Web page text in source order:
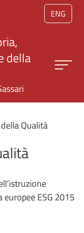
principale
ENG
della
Qualità
ESG 2015